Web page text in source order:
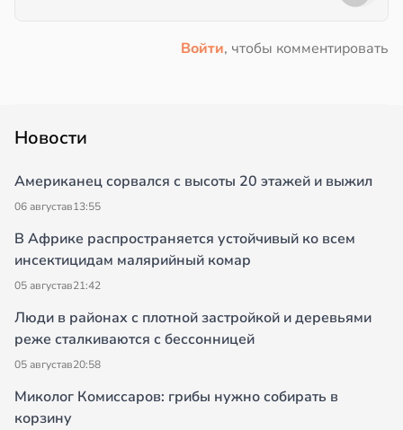
Войти, чтобы комментировать
Новости
Американец сорвался с высоты 20 этажей и выжил
06 августав13:55
В Африке распространяется устойчивый ко всем
инсектицидам малярийный комар
05 августав21:42
Люди в районах с плотной застройкой и деревьями
реже сталкиваются с бессонницей
05 августав20:58
Миколог Комиссаров: грибы нужно собирать в
корзину